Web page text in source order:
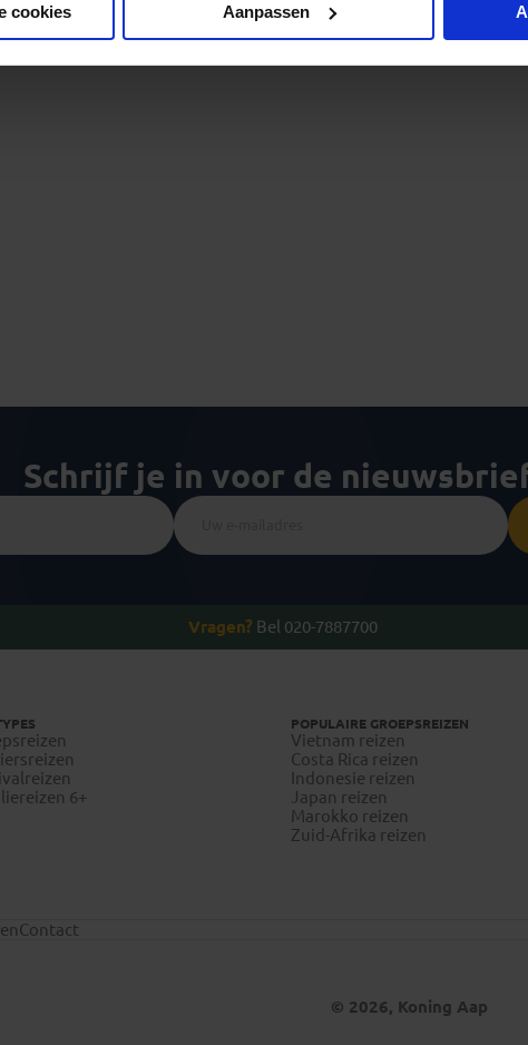
cookies
Aanpassen
Schrijf je in voor de
Vragen? Bel 020-7887700
6+
POPULAIRE GROEPSREIZEN
Vietnam reizen
Costa Rica reizen
Indonesie reizen
Japan reizen
Marokko reizen
Zuid-Afrika reizen
Contact
© 2026, Koning Aap